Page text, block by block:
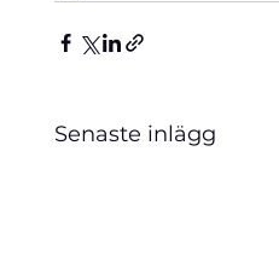
Senaste inlägg